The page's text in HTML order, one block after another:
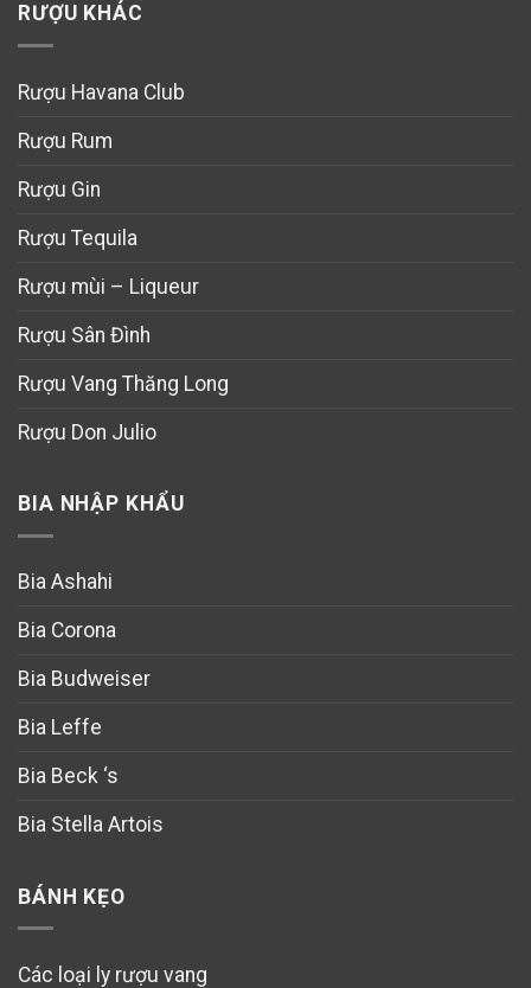
RƯỢU KHÁC
Rượu Havana Club
Rượu Rum
Rượu Gin
Rượu Tequila
Rượu mùi – Liqueur
Rượu Sân Đình
Rượu Vang Thăng Long
Rượu Don Julio
BIA NHẬP KHẨU
Bia Ashahi
Bia Corona
Bia Budweiser
Bia Leffe
Bia Beck ‘s
Bia Stella Artois
BÁNH KẸO
Các loại ly rượu vang